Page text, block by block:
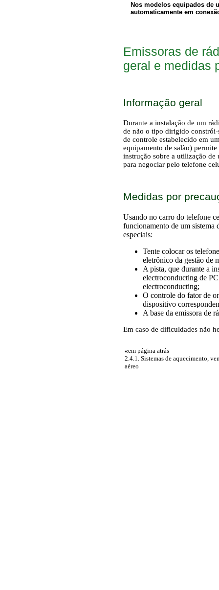
Nos modelos equipados de
automaticamente em
Emissoras de
geral e medidas
Informação geral
Durante a instalação de um
de não o tipo dirigido constrói-
de controle estabelecido em
equipamento de salão) permite
instrução sobre a utilização
para negociar pelo telefone
Medidas por
Usando no carro do telefone
funcionamento de um sistema
especiais:
Tente colocar os
eletrônico da gestão de
A pista, que durante a
electroconducting de
electroconducting;
O controle do fator de
dispositivo
A base da emissora de
Em caso de dificuldades não
«em página atrás
2.4.1. Sistemas de aquecimento,
aéreo